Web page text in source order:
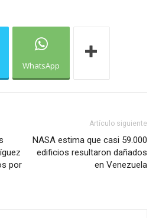
WhatsApp
por
Artículo siguiente
NASA estima que casi 59.000
edificios resultaron dañados
en Venezuela